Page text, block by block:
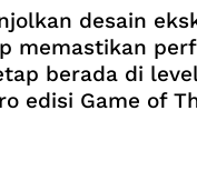
desain
memastikan
berada di
edisi Game of